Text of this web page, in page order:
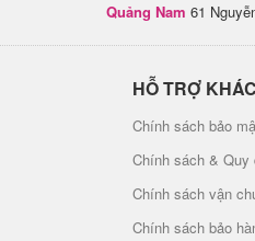
Quảng Nam 61
HỖ TRỢ
Chính sách bảo
Chính sách & Quy
Chính sách vận
Chính sách bảo